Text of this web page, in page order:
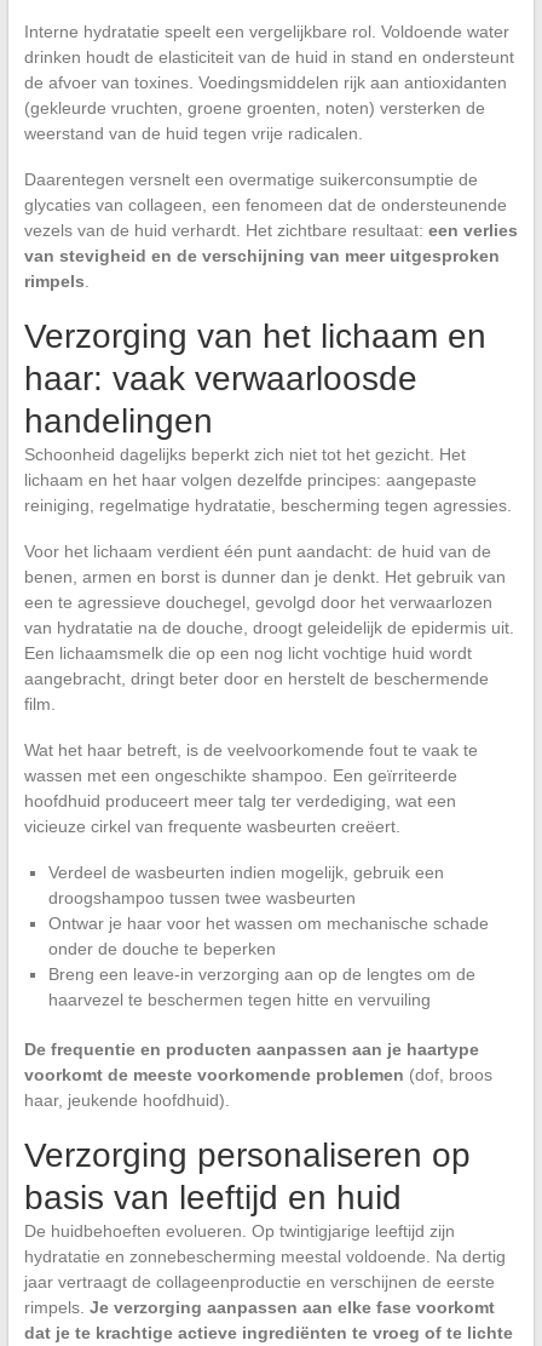
Interne hydratatie speelt een vergelijkbare rol. Voldoende water
drinken houdt de elasticiteit van de huid in stand en ondersteunt
de afvoer van toxines. Voedingsmiddelen rijk aan antioxidanten
(gekleurde vruchten, groene groenten, noten) versterken de
weerstand van de huid tegen vrije radicalen.
Daarentegen versnelt een overmatige suikerconsumptie de
glycaties van collageen, een fenomeen dat de ondersteunende
vezels van de huid verhardt. Het zichtbare resultaat: een verlies
van stevigheid en de verschijning van meer uitgesproken
rimpels
Verzorging van het lichaam en
haar: vaak verwaarloosde
handelingen
Schoonheid dagelijks beperkt zich niet tot het gezicht. Het
lichaam en het haar volgen dezelfde principes: aangepaste
reiniging, regelmatige hydratatie, bescherming tegen agressies.
Voor het lichaam verdient één punt aandacht: de huid van de
benen, armen en borst is dunner dan je denkt. Het gebruik van
een te agressieve douchegel, gevolgd door het verwaarlozen
van hydratatie na de douche, droogt geleidelijk de epidermis uit.
Een lichaamsmelk die op een nog licht vochtige huid wordt
aangebracht, dringt beter door en herstelt de beschermende
film.
Wat het haar betreft, is de veelvoorkomende fout te vaak te
wassen met een ongeschikte shampoo. Een geïrriteerde
hoofdhuid produceert meer talg ter verdediging, wat een
vicieuze cirkel van frequente wasbeurten creëert.
Verdeel de wasbeurten indien mogelijk, gebruik een
droogshampoo tussen twee wasbeurten
Ontwar je haar voor het wassen om mechanische schade
onder de douche te beperken
Breng een leave-in verzorging aan op de lengtes om de
haarvezel te beschermen tegen hitte en vervuiling
De frequentie en producten aanpassen aan je haartype
voorkomt de meeste voorkomende problemen (dof, broos
haar, jeukende hoofdhuid).
Verzorging personaliseren op
basis van leeftijd en huid
De huidbehoeften evolueren. Op twintigjarige leeftijd zijn
hydratatie en zonnebescherming meestal voldoende. Na dertig
jaar vertraagt de collageenproductie en verschijnen de eerste
rimpels. Je verzorging aanpassen aan elke fase voorkomt
dat je te krachtige actieve ingrediënten te vroeg of te lichte